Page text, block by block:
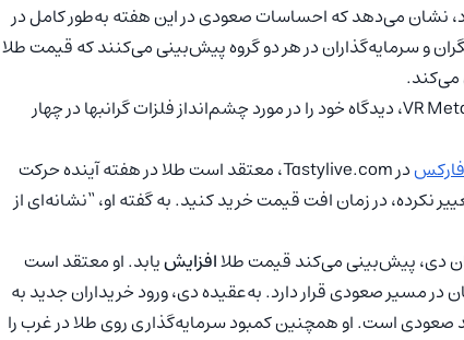
نشان می‌دهد که احساسات صعودی در این هفته به‌طور کامل در
و سرمایه‌گذاران در هر دو گروه پیش‌بینی می‌کنند که قیمت طلا
می‌کند.
مارک لیبویت (Mark Leibovit)، ناشر VR Metals/Resource Letter، دیدگاه خود را در مورد چشم‌انداز فلزات گرانبها در چهار
فارکسدر Tastylive.com، معتقد است طلا در هفته آینده حرکت
نکرده، در زمان افت قیمت خرید کنید. به گفته او، “نشانه‌ای از
افزایشیابد. او معتقد است
در مسیر صعودی قرار دارد. به‌عقیده دی، ورود خریداران جدید به
صعودی است. او همچنین کمبود سرمایه‌گذاری روی طلا در غرب را